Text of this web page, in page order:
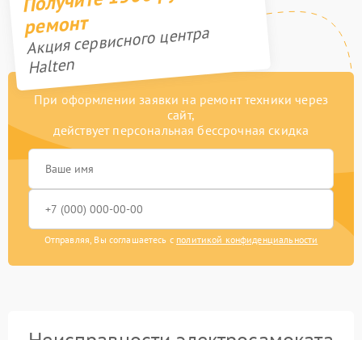
ремонт
Акция сервисного центра
Halten
При оформлении заявки на ремонт техники через
сайт,
действует персональная бессрочная скидка
Отправляя, Вы соглашаетесь с политикой конфиденциальности